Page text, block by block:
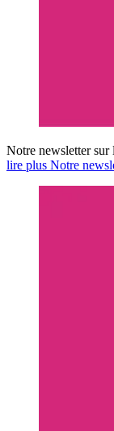
Notre newsletter sur
lire plus Notre